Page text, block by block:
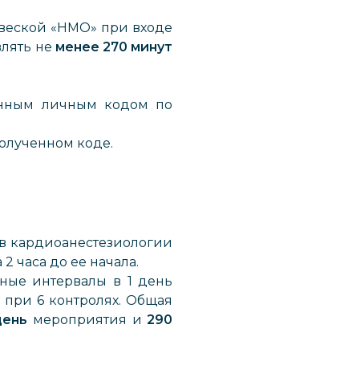
«НМО» при входе
не менее 270 минут
личным кодом по
коде.
часа до ее начала.
интервалы в 1 день
6 контролях. Общая
мероприятия и290